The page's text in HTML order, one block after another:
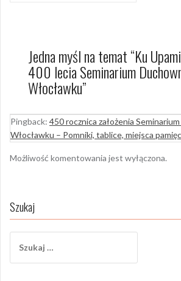
Jedna myśl na temat “Ku
400 lecia Seminarium
Włocławku”
Pingback: 450 rocznica założenia
Włocławku – Pomniki, tablice, miejsca
Możliwość komentowania jest wyłączona.
Szukaj